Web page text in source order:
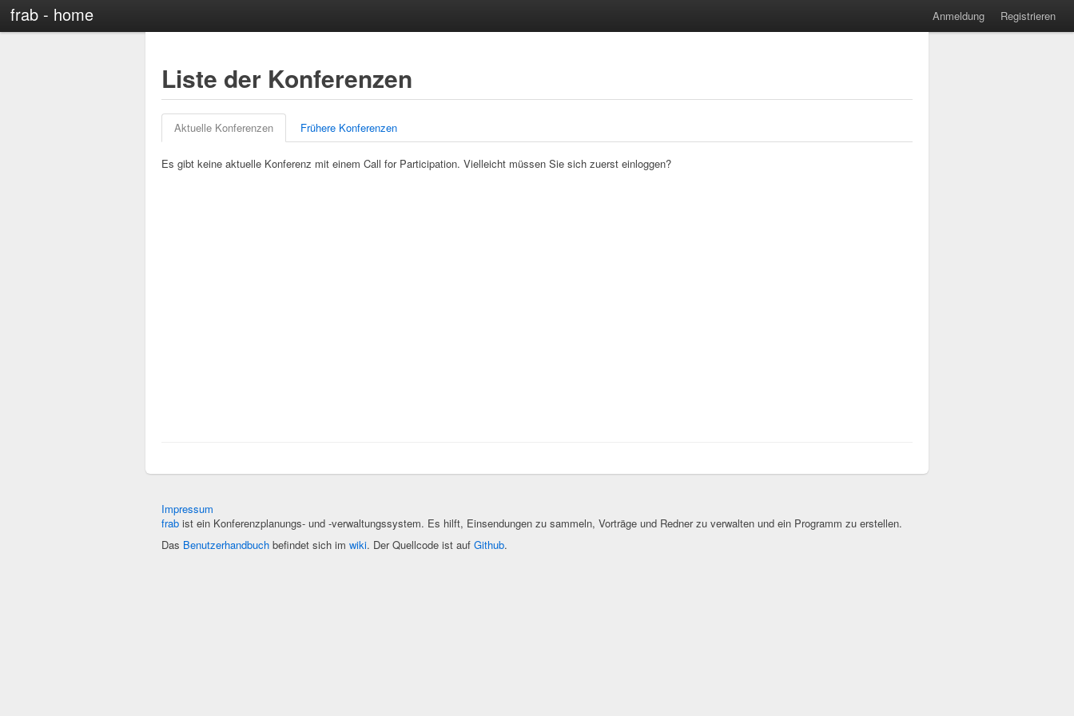
frab - home Anmeldung Registrieren
Liste der Konferenzen
Aktuelle Konferenzen Frühere Konferenzen
Es gibt keine aktuelle Konferenz mit einem Call for Participation. Vielleicht müssen Sie sich zuerst einloggen?
Impressum
frab ist ein Konferenzplanungs- und -verwaltungssystem. Es hilft, Einsendungen zu sammeln, Vorträge und Redner zu verwalten und ein Programm zu erstellen.
Das Benutzerhandbuch befindet sich im wiki. Der Quellcode ist auf Github.